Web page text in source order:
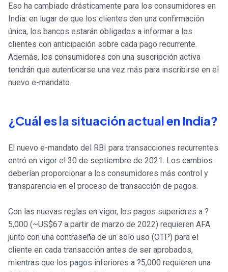
Eso ha cambiado drásticamente para los consumidores en
India: en lugar de que los clientes den una confirmación
única, los bancos estarán obligados a informar a los
clientes con anticipación sobre cada pago recurrente.
Además, los consumidores con una suscripción activa
tendrán que autenticarse una vez más para inscribirse en el
nuevo e-mandato.
¿Cuál es la situación actual en India?
El nuevo e-mandato del RBI para transacciones recurrentes
entró en vigor el 30 de septiembre de 2021. Los cambios
deberían proporcionar a los consumidores más control y
transparencia en el proceso de transacción de pagos.
Con las nuevas reglas en vigor, los pagos superiores a ?
5,000 (~US$67 a partir de marzo de 2022) requieren AFA
junto con una contraseña de un solo uso (OTP) para el
cliente en cada transacción antes de ser aprobados,
mientras que los pagos inferiores a ?5,000 requieren una